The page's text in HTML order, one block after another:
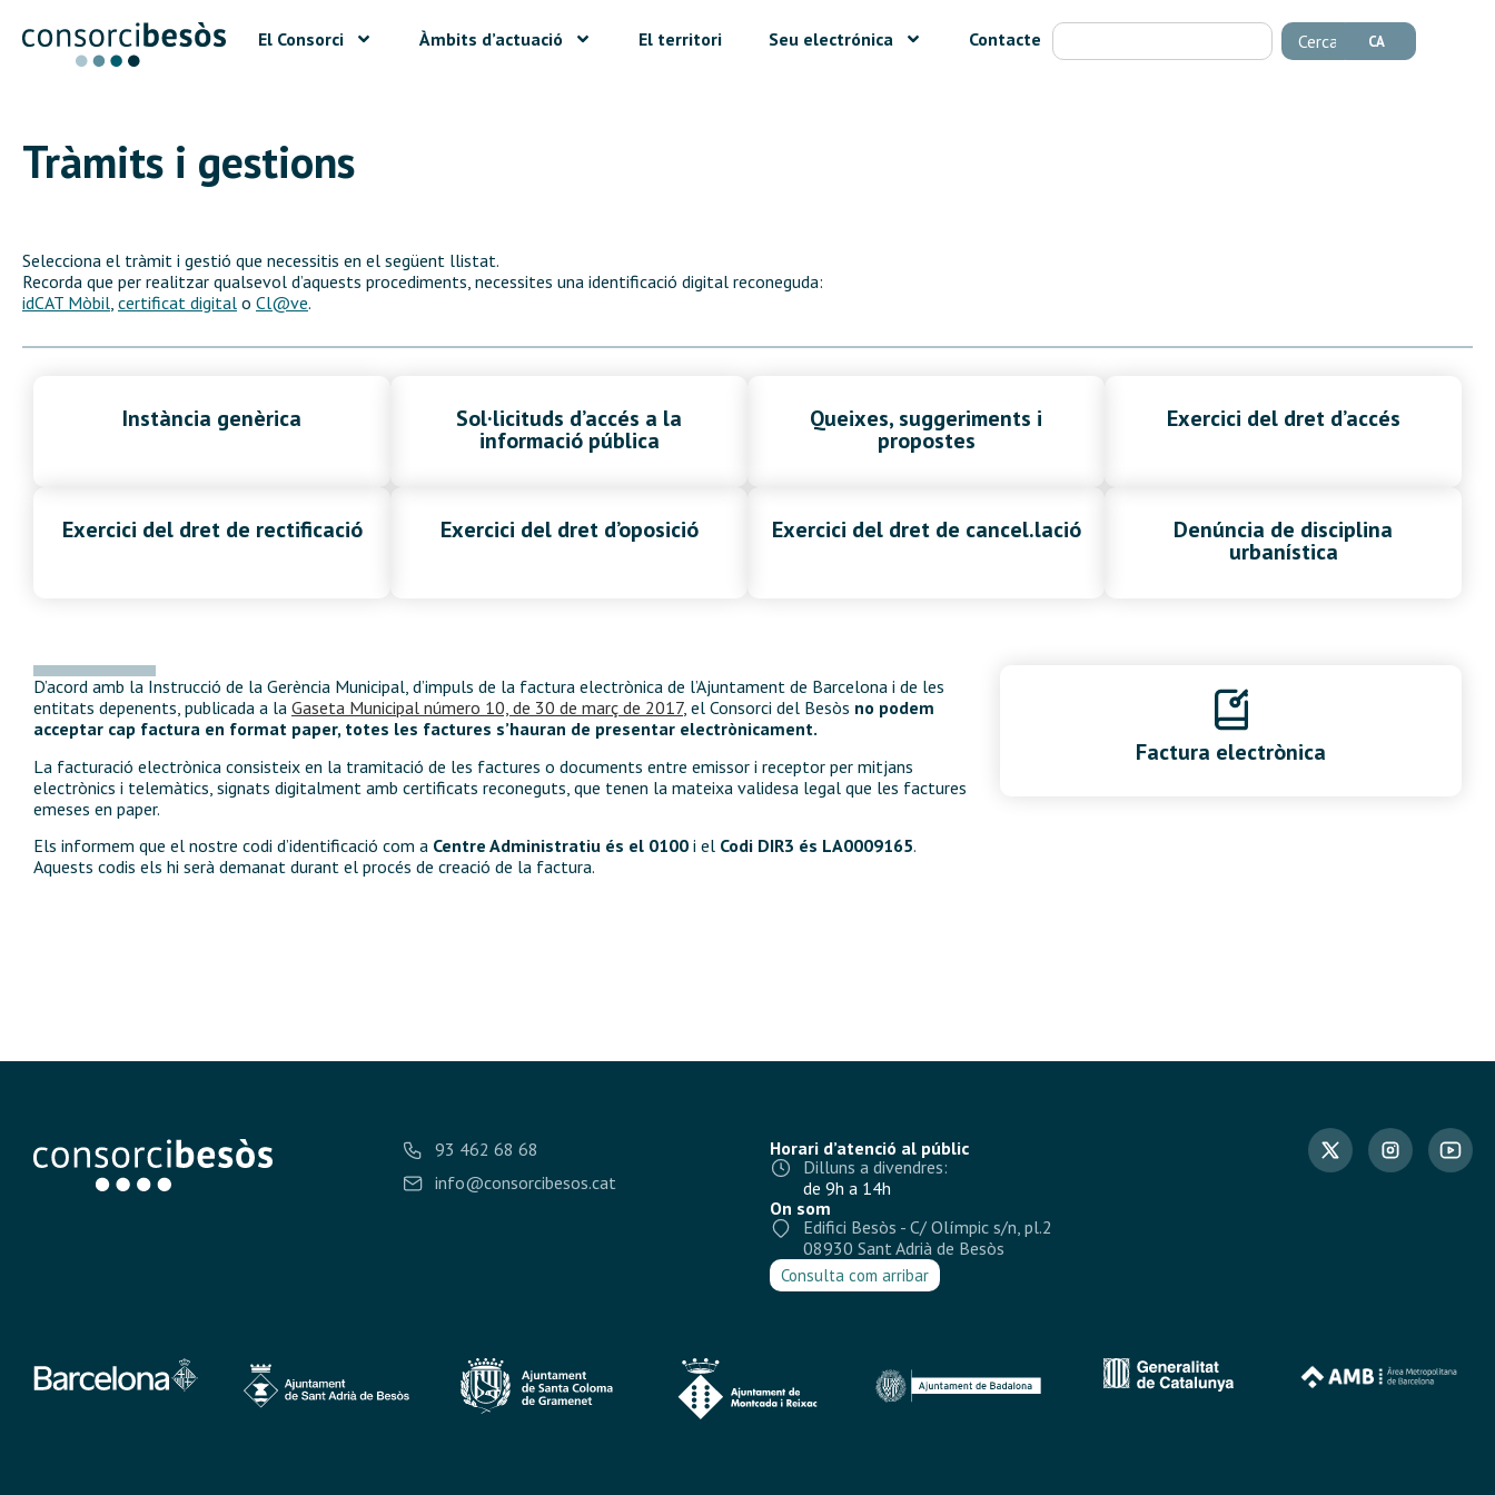
El Consorci Àmbits d’actuació El territori Seu electrónica Contacte Cerca CA
Tràmits i gestions
Selecciona el tràmit i gestió que necessitis en el següent llistat.
Recorda que per realitzar qualsevol d’aquests procediments, necessites una identificació digital reconeguda:
idCAT Mòbil, certificat digital o Cl@ve.
Instància genèrica Sol·licituds d’accés a la
informació pública
Queixes, suggeriments i
propostes
Exercici del dret d’accés
Exercici del dret de rectificació Exercici del dret d’oposició Exercici del dret de cancel.lació Denúncia de disciplina
urbanística
D’acord amb la Instrucció de la Gerència Municipal, d’impuls de la factura electrònica de l’Ajuntament de Barcelona i de les
entitats depenents, publicada a la Gaseta Municipal número 10, de 30 de març de 2017, el Consorci del Besòs no podem
acceptar cap factura en format paper, totes les factures s’hauran de presentar electrònicament.
La facturació electrònica consisteix en la tramitació de les factures o documents entre emissor i receptor per mitjans
electrònics i telemàtics, signats digitalment amb certificats reconeguts, que tenen la mateixa validesa legal que les factures
emeses en paper.
Els informem que el nostre codi d’identificació com a Centre Administratiu és el 0100 i el Codi DIR3 és LA0009165.
Aquests codis els hi serà demanat durant el procés de creació de la factura.
Factura electrònica
93 462 68 68
info@consorcibesos.cat
Horari d’atenció al públic
Dilluns a divendres:
de 9h a 14h
On som
Edifici Besòs - C/ Olímpic s/n, pl.2
08930 Sant Adrià de Besòs
Consulta com arribar